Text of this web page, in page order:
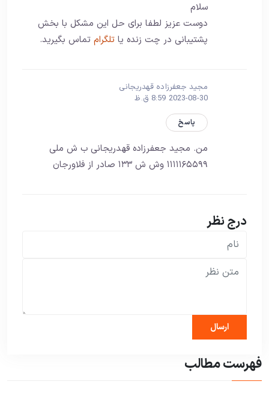
سلام
دوست عزیز لطفا برای حل این مشکل با بخش
پشتیبانی در چت زنده یا تلگرام تماس بگیرید.
مجید جعفرزاده قهدریجانی
2023-08-30 8:59 ق.ظ
پاسخ
من. مجید جعفرزاده قهدریجانی ب ش ملی
۱۱۱۱۱۶۵۵۹۹ وش ش ۱۳۳ صادر از فلاورجان
درج نظر
فهرست مطالب